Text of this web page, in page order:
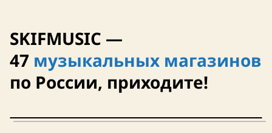
SKIFMUSIC —
47 музыкальных магазинов
по России, приходите!